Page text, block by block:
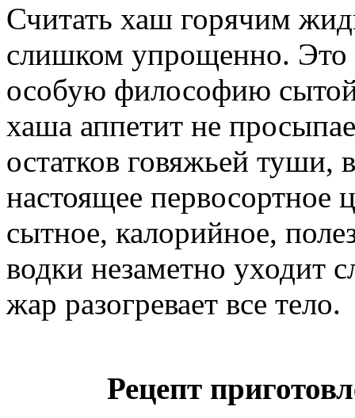
Считать хаш горячим
слишком упрощенно. Это
особую философию
хаша аппетит не
остатков говяжьей туши,
настоящее первосортное
сытное, калорийное,
водки незаметно уходит
жар разогревает все тело.
Рецепт